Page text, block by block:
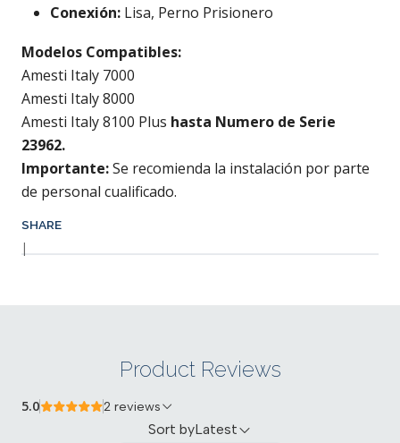
Conexión: Lisa, Perno Prisionero
Modelos Compatibles:
Amesti Italy 7000
Amesti Italy 8000
Amesti Italy 8100 Plus hasta Numero de Serie
23962.
Importante:Se recomienda la instalación por parte
de personal cualificado.
SHARE
|
Product Reviews
5.0 2 reviews
Sort byLatest